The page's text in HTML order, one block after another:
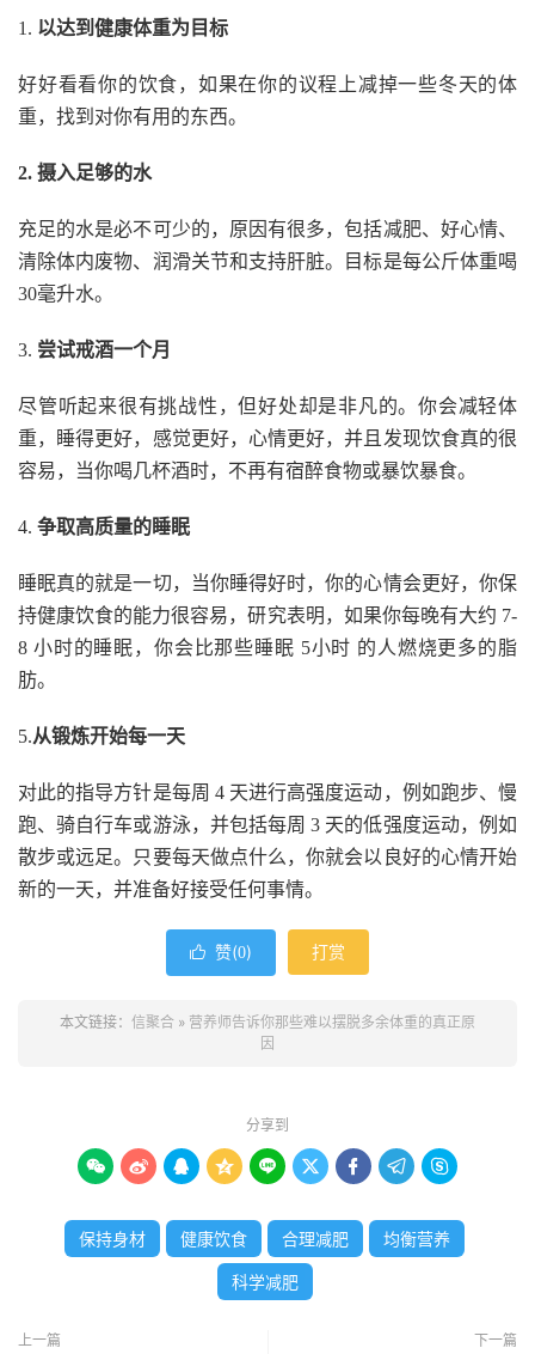
1. 以达到健康体重为目标
好好看看你的饮食，如果在你的议程上减掉一些冬天的体
重，找到对你有用的东西。
2. 摄入足够的水
充足的水是必不可少的，原因有很多，包括减肥、好心情、
清除体内废物、润滑关节和支持肝脏。目标是每公斤体重喝
30毫升水。
3. 尝试戒酒一个月
尽管听起来很有挑战性，但好处却是非凡的。你会减轻体
重，睡得更好，感觉更好，心情更好，并且发现饮食真的很
容易，当你喝几杯酒时，不再有宿醉食物或暴饮暴食。
4. 争取高质量的睡眠
睡眠真的就是一切，当你睡得好时，你的心情会更好，你保
持健康饮食的能力很容易，研究表明，如果你每晚有大约 7-
8 小时的睡眠，你会比那些睡眠 5小时 的人燃烧更多的脂
肪。
5.从锻炼开始每一天
对此的指导方针是每周 4 天进行高强度运动，例如跑步、慢
跑、骑自行车或游泳，并包括每周 3 天的低强度运动，例如
散步或远足。只要每天做点什么，你就会以良好的心情开始
新的一天，并准备好接受任何事情。
 赞(0) 打赏
本文链接： 信聚合 » 营养师告诉你那些难以摆脱多余体重的真正原
因
分享到
        
保持身材 健康饮食 合理减肥 均衡营养
科学减肥
上一篇 下一篇